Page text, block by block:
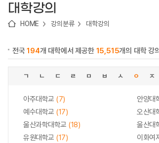
대학강의
HOME 강의분류 대학강의
전국194개 대학에서 제공한 15,515개의 대학 강
ㄱ ㄴ ㄷ ㄹ ㅁ ㅂ ㅅ ㅇ ㅈ
아주대학교 (7) 안양대
예수대학교 (17) 오산대
울산과학대학교 (18) 울산대
유원대학교 (17) 이화여